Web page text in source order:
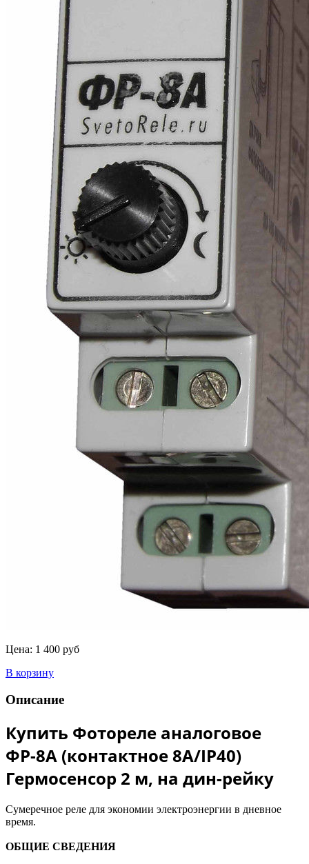
Цена: 1 400 руб
В корзину
Описание
Купить Фотореле аналоговое
ФР-8А (контактное 8А/IP40)
Гермосенсор 2 м, на дин-рейку
Сумеречное реле для экономии электроэнергии в дневное
время.
ОБЩИЕ СВЕДЕНИЯ